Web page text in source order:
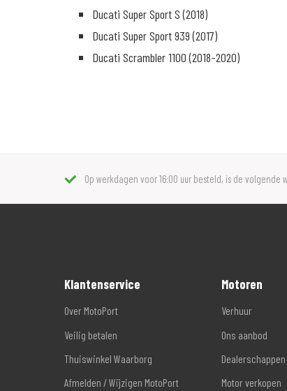
Ducati Super Sport S (2018)
Ducati Super Sport 939 (2017)
Ducati Scrambler 1100 (2018-2020)
Op werkdagen voor 16:00 uur besteld, is de volgende
Klantenservice
Over MotoPort
Veilig betalen
Thuiswinkel Waarborg
Afmelden / Wijzigen MotoPort
Motoren
Verhuur
Ons aanbod
Dealerschappen
Motor verkopen